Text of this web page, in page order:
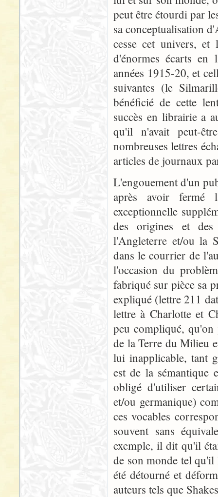
peut être étourdi par
sa conceptualisation
cesse cet univers,
d'énormes écarts
années 1915-20, et
suivantes (le
bénéficié de cette
succès en librairie a
qu'il n'avait peut-
nombreuses lettres
articles de journaux
L'engouement d'un
après avoir fermé
exceptionnelle
des origines et
l'Angleterre et/ou la
dans le courrier de
l'occasion du
fabriqué sur pièce sa
expliqué (lettre 211
lettre à Charlotte et
peu compliqué,
de la Terre du Milieu
lui inapplicable, tant
est de la
obligé d'utiliser
et/ou germanique)
ces vocables
souvent sans
exemple, il dit qu'il
de son monde tel qu'il
été détourné et
auteurs tels que